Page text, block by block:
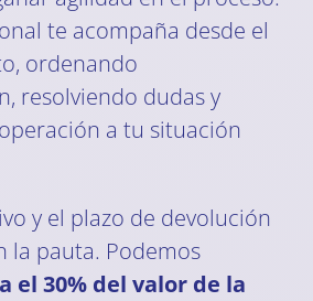
te acompaña desde el
ordenando
resolviendo dudas y
a tu situación
y el plazo de devolución
la pauta. Podemos
el 30% del valor de la